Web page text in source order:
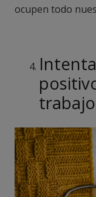
ocupen todo
trabajo